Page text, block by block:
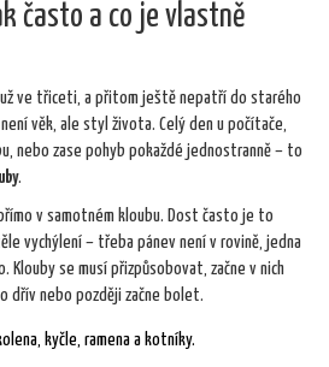
často a co je vlastně
už ve třiceti, a přitom ještě nepatří do starého
věk, ale styl života. Celý den u počítače,
nebo zase pohyb pokaždé jednostranně – to
.
v samotném kloubu. Dost často je to
vychýlení – třeba pánev není v rovině, jedna
Klouby se musí přizpůsobovat, začne v nich
dřív nebo později začne bolet.
kyčle, ramena a kotníky.